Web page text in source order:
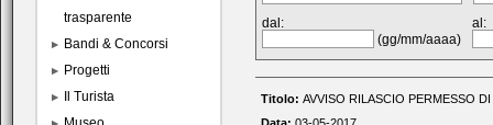
trasparente
Bandi & Concorsi
Progetti
Il Turista
dal:
(gg/mm/aaaa)
al:
Titolo: AVVISO RILASCIO PERMESSO